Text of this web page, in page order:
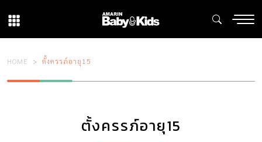
HOME ตั้งครรภ์อายุ15
ตั้งครรภ์อายุ15